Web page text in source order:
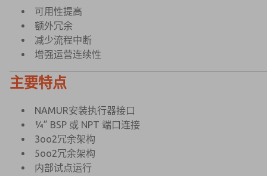
可用性提高
额外冗余
减少流程中断
增强运营连续性
主要特点
NAMUR安装执行器接口
¼” BSP 或 NPT 端口连接
3oo2冗余架构
5oo2冗余架构
内部试点运行